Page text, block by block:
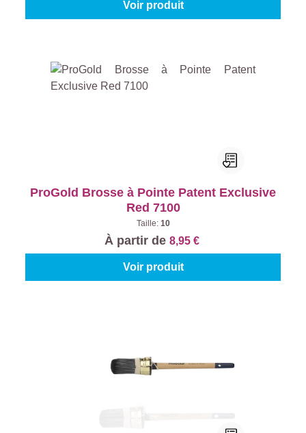
Voir produit
ProGold Brosse à Pointe Patent Exclusive
Red 7100
Taille: 10
À partir de 8,95 €
Voir produit